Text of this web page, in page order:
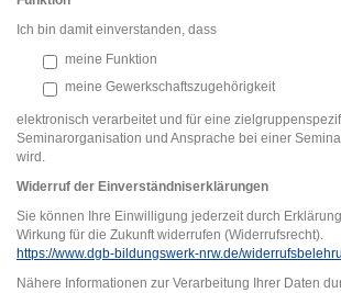
Ich bin damit einverstanden, dass
meine Funktion
meine Gewerkschaftszugehörigkeit
elektronisch verarbeitet und für eine
Seminarorganisation und Ansprache bei einer
wird.
Widerruf der Einverständniserklärungen
Sie können Ihre Einwilligung jederzeit durch
Wirkung für die Zukunft widerrufen (Widerrufsrecht).
https://www.dgb-bildungswerk-nrw.de/
Nähere Informationen zur Verarbeitung Ihrer Daten